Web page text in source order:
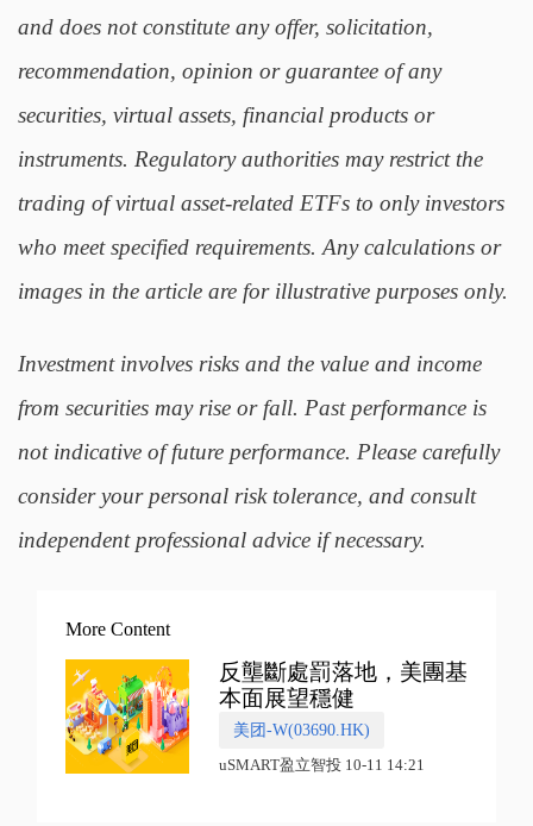
and does not constitute any offer, solicitation,
recommendation, opinion or guarantee of any
securities, virtual assets, financial products or
instruments. Regulatory authorities may restrict the
trading of virtual asset-related ETFs to only investors
who meet specified requirements. Any calculations or
images in the article are for illustrative purposes only.
Investment involves risks and the value and income
from securities may rise or fall. Past performance is
not indicative of future performance. Please carefully
consider your personal risk tolerance, and consult
independent professional advice if necessary.
More Content
反壟斷處罰落地，美團基
本面展望穩健
美团-W(03690.HK)
uSMART盈立智投 10-11 14:21